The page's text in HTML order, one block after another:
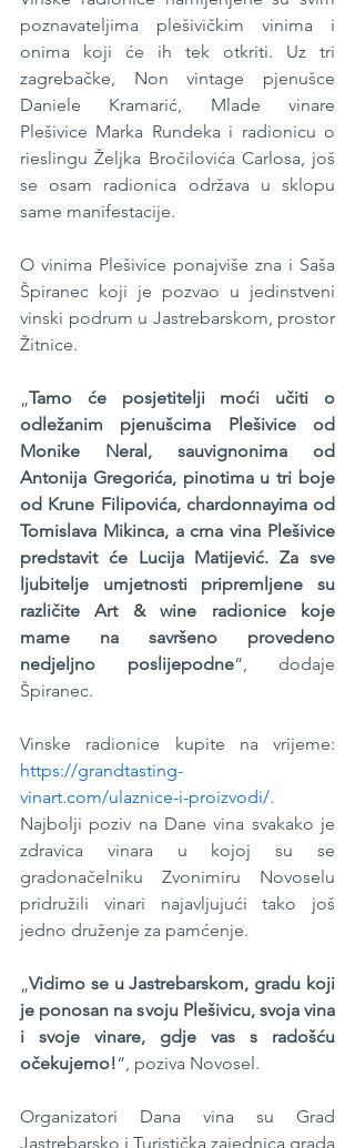
poznavateljima plešivičkim vinima i
onima koji će ih tek otkriti. Uz tri
zagrebačke, Non vintage pjenušce
Daniele Kramarić, Mlade vinare
Plešivice Marka Rundeka i radionicu o
rieslingu Željka Bročilovića Carlosa, još
se osam radionica održava u sklopu
same manifestacije.
O vinima Plešivice ponajviše zna i Saša
Špiranec koji je pozvao u jedinstveni
vinski podrum u Jastrebarskom, prostor
Žitnice.
„Tamo će posjetitelji moći učiti o
odležanim pjenušcima Plešivice od
Monike Neral, sauvignonima od
Antonija Gregorića, pinotima u tri boje
od Krune Filipovića, chardonnayima od
Tomislava Mikinca, a crna vina Plešivice
predstavit će Lucija Matijević. Za sve
ljubitelje umjetnosti pripremljene su
različite Art & wine radionice koje
mame na savršeno provedeno
nedjeljno poslijepodne“, dodaje
Špiranec.
https://grandtasting-
vinart.com/ulaznice-i-proizvodi/.
Najbolji poziv na Dane vina svakako je
zdravica vinara u kojoj su se
gradonačelniku Zvonimiru Novoselu
pridružili vinari najavljujući tako još
jedno druženje za pamćenje.
„Vidimo se u Jastrebarskom, gradu koji
je ponosan na svoju Plešivicu, svoja vina
i svoje vinare, gdje vas s radošću
očekujemo!“, poziva Novosel.
Organizatori Dana vina su Grad
Jastrebarsko i Turistička zajednica grada